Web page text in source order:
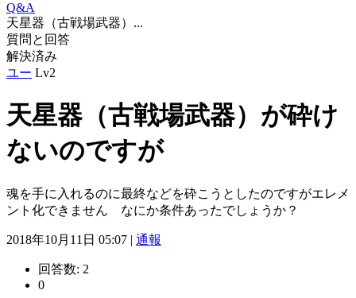
Q&A
天星器（古戦場武器）...
質問と回答
解決済み
ユー Lv2
天星器（古戦場武器）が砕け
ないのですが
魂を手に入れるのに最終などを砕こうとしたのですがエレメ
ント化できません なにか条件あったでしょうか？
2018年10月11日 05:07 | 通報
回答数: 2
0